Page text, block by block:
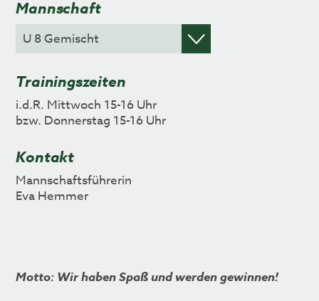
Mannschaft
Trainingszeiten
i.d.R. Mittwoch 15-16 Uhr
bzw. Donnerstag 15-16 Uhr
Kontakt
Mannschaftsführerin
Eva Hemmer
Motto: Wir haben Spaß und werden gewinnen!